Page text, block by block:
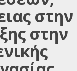
στην
στην